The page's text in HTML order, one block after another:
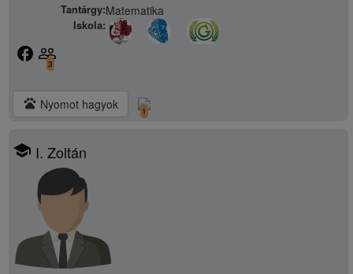
Tantárgy:Matematika
Iskola:
facebook people_outline
3
pets Nyomot hagyok 1
school I. Zoltán